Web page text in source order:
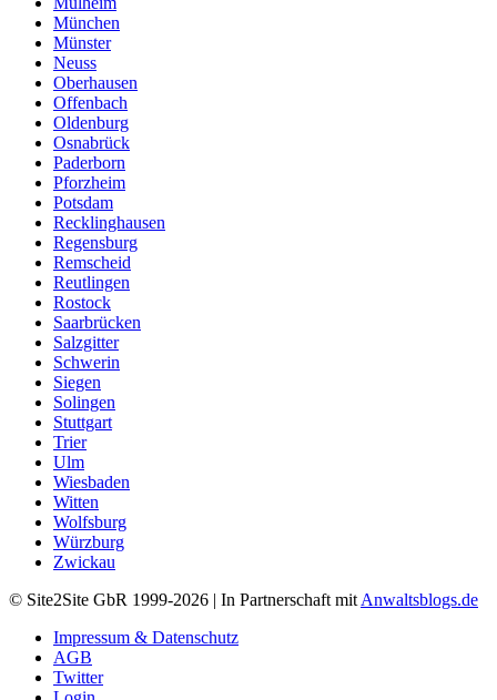
München
Münster
Neuss
Oberhausen
Offenbach
Oldenburg
Osnabrück
Paderborn
Pforzheim
Potsdam
Recklinghausen
Regensburg
Remscheid
Reutlingen
Rostock
Saarbrücken
Salzgitter
Schwerin
Siegen
Solingen
Stuttgart
Trier
Ulm
Wiesbaden
Witten
Wolfsburg
Würzburg
Zwickau
© Site2Site GbR 1999-2026 | In Partnerschaft mit Anwaltsblogs.de
Impressum & Datenschutz
AGB
Twitter